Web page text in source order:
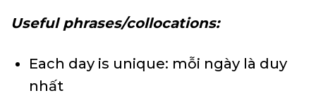
Useful phrases/collocations:
Each day is unique: mỗi ngày là duy
nhất